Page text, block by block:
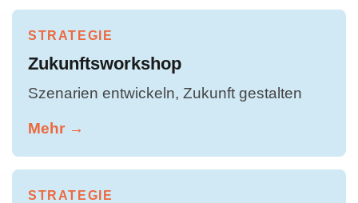
STRATEGIE
Zukunftsworkshop
Szenarien entwickeln, Zukunft gestalten
Mehr →
STRATEGIE